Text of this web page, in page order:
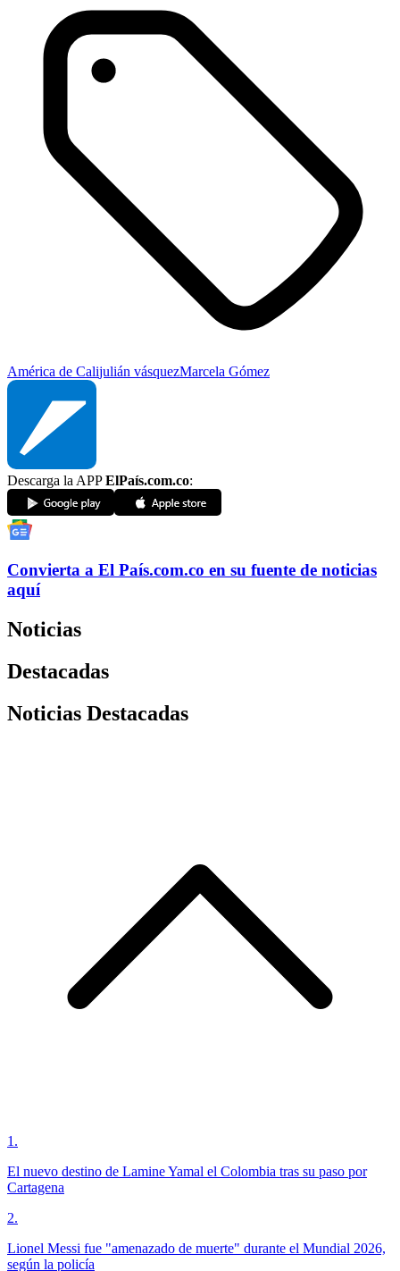
América de Calijulián vásquezMarcela Gómez
Descarga la APPElPaís.com.co:
Convierta a El País.com.co en su fuente de noticias
aquí
Noticias
Destacadas
Noticias Destacadas
1 .
El nuevo destino de Lamine Yamal el Colombia tras su paso por
Cartagena
2.
Lionel Messi fue "amenazado de muerte" durante el Mundial 2026,
según la policía